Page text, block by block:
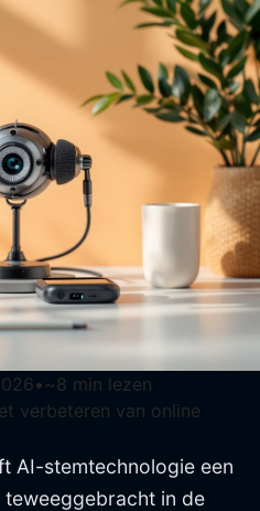
• ~8 min lezen
verbeteren van online
AI-stemtechnologie een
in de